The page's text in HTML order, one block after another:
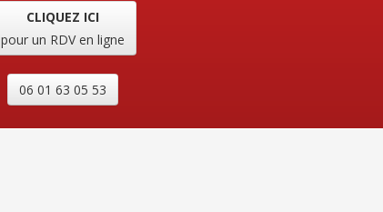
CLIQUEZ ICI
pour un RDV en ligne
06 01 63 05 53